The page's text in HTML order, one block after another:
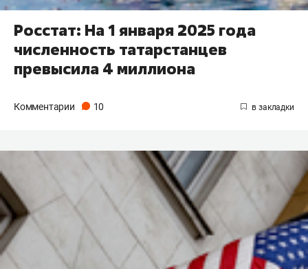
Росстат: На 1 января 2025 года
численность татарстанцев
превысила 4 миллиона
Комментарии 10